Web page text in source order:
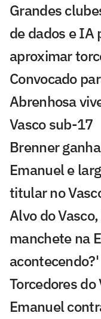
Grandes
de dados e IA
aproximar
Convocado
Abrenhosa
Vasco sub-17
Brenner
Emanuel e
titular no
Alvo do
manchete na
acontecendo?'
Torcedores do
Emanuel